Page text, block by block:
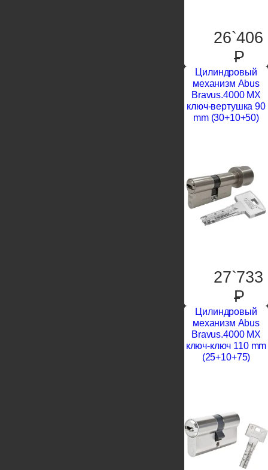
26`406
P
Цилиндровый
механизм Abus
Bravus.4000 MX
ключ-вертушка 90
mm (30+10+50)
27`733
P
Цилиндровый
механизм Abus
Bravus.4000 MX
ключ-ключ 110 mm
(25+10+75)